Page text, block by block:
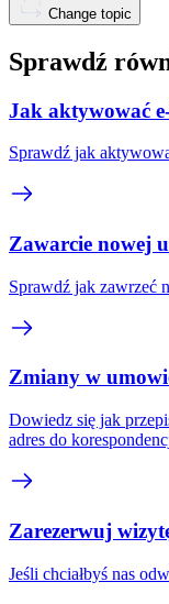
Change topic
Sprawdź
Jak aktywować
Sprawdź jak
Zawarcie nowej
Sprawdź jak zawrzeć
Zmiany w
Dowiedz się jak
adres do
Zarezerwuj
Jeśli chciałbyś nas